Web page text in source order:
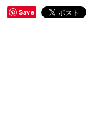
Save